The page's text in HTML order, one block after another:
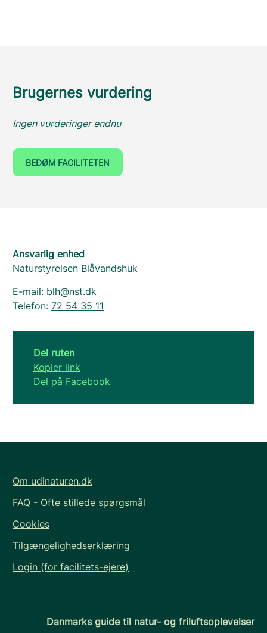
Brugernes vurdering
Ingen vurderinger endnu
BEDØM FACILITETEN
Ansvarlig enhed
Naturstyrelsen Blåvandshuk
E-mail: blh@nst.dk
Telefon: 72 54 35 11
Del ruten
Kopier link
Del på Facebook
Om udinaturen.dk
FAQ - Ofte stillede spørgsmål
Cookies
Tilgængelighedserklæring
Login (for facilitets-ejere)
Danmarks guide til natur- og friluftsoplevelser